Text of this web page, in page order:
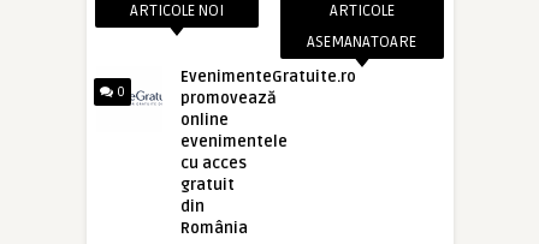
ARTICOLE NOI
0
EvenimenteGratuite.ro
promovează
online
evenimentele
cu acces
gratuit
din
România
ARTICOLE
ASEMANATOARE